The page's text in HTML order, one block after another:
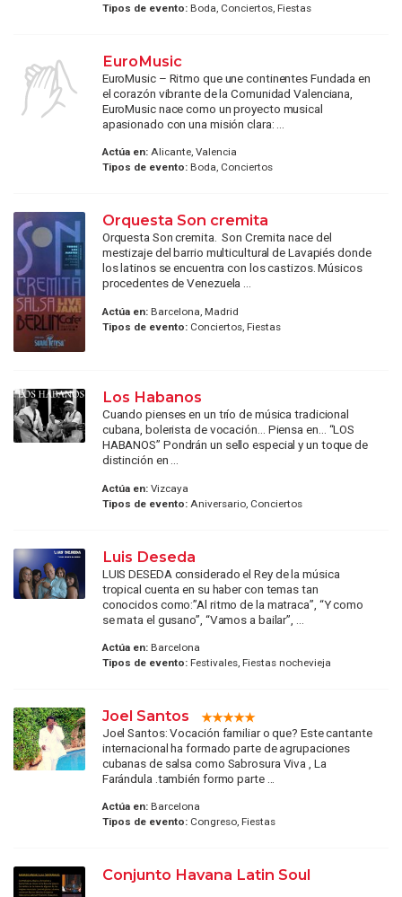
Tipos de evento:Boda, Conciertos, Fiestas
EuroMusic
EuroMusic – Ritmo que une continentes Fundada en
el corazón vibrante de la Comunidad Valenciana,
EuroMusic nace como un proyecto musical
apasionado con una misión clara: ...
Actúa en:Alicante, Valencia
Tipos de evento:Boda, Conciertos
Orquesta Son cremita
Orquesta Son cremita. Son Cremita nace del
mestizaje del barrio multicultural de Lavapiés donde
los latinos se encuentra con los castizos. Músicos
procedentes de Venezuela ...
Actúa en:Barcelona, Madrid
Tipos de evento:Conciertos, Fiestas
Los Habanos
Cuando pienses en un trío de música tradicional
cubana, bolerista de vocación… Piensa en… “LOS
HABANOS” Pondrán un sello especial y un toque de
distinción en ...
Actúa en:Vizcaya
Tipos de evento:Aniversario, Conciertos
Luis Deseda
LUIS DESEDA considerado el Rey de la música
tropical cuenta en su haber con temas tan
conocidos como:”Al ritmo de la matraca”, “Y como
se mata el gusano”, “Vamos a bailar”, ...
Actúa en:Barcelona
Tipos de evento:Festivales, Fiestas nochevieja
Joel Santos
Joel Santos: Vocación familiar o que? Este cantante
internacional ha formado parte de agrupaciones
cubanas de salsa como Sabrosura Viva , La
Farándula .también formo parte ...
Actúa en:Barcelona
Tipos de evento:Congreso, Fiestas
Conjunto Havana Latin Soul